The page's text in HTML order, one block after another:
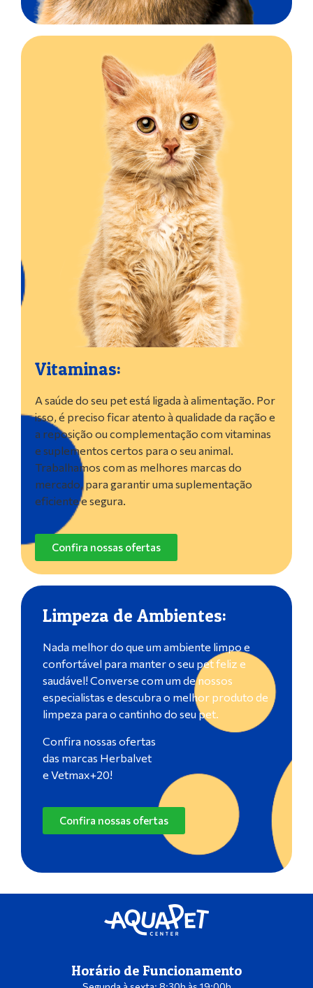
Vitaminas:
A saúde do seu pet está ligada à alimentação. Por
isso, é preciso ficar atento à qualidade da ração e
a reposição ou complementação com vitaminas
e suplementos certos para o seu animal.
Trabalhamos com as melhores marcas do
mercado, para garantir uma suplementação
eficiente e segura.
Confira nossas ofertas
Limpeza de Ambientes:
Nada melhor do que um ambiente limpo e
confortável para manter o seu pet feliz e
saudável! Converse com um de nossos
especialistas e descubra o melhor produto de
limpeza para o cantinho do seu pet.
Confira nossas ofertas
das marcas Herbalvet
e Vetmax+20!
Confira nossas ofertas
Horário de Funcionamento